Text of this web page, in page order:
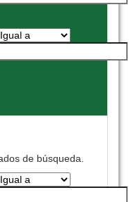
de búsqueda.